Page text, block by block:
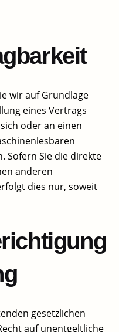
wir auf Grundlage
eines Vertrags
oder an einen
Sofern Sie die direkte
anderen
dies nur, soweit
gesetzlichen
auf unentgeltliche